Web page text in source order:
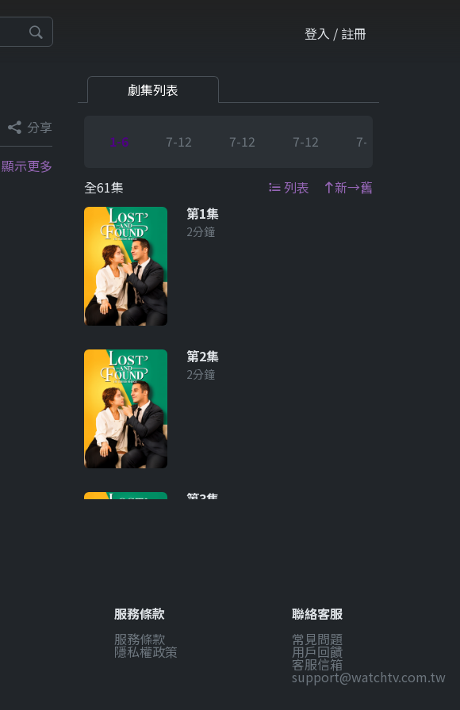
登入 / 註冊
分享
顯示更多
劇集列表
1-6 7-12 7-12 7-12 7-12
全61集 列表
新→舊
第1集
2分鐘
第2集
2分鐘
第3集
服務條款
服務條款
隱私權政策
聯絡客服
常見問題
用戶回饋
客服信箱
support@watchtv.com.tw